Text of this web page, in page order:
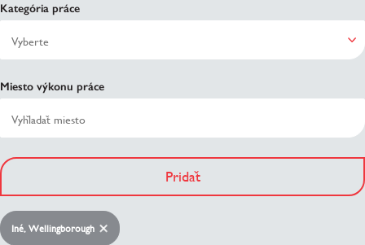
Kategória práce
Miesto výkonu práce
Pridať
Iné, Wellingborough